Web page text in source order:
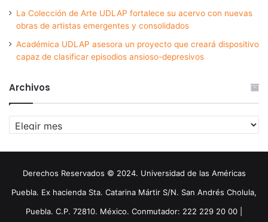
La Colección de Arte UDLAP fortalece su acervo con nuevas
obras de artistas emergentes y consolidados
Académica UDLAP asesora un proyecto que creará dispositivo
capaz de clasificar episodios ansioso-depresivos
Archivos
Archivos
Derechos Reservados © 2024. Universidad de las Américas
Puebla. Ex hacienda Sta. Catarina Mártir S/N. San Andrés Cholula,
Puebla. C.P. 72810. México. Conmutador: 222 229 20 00 |